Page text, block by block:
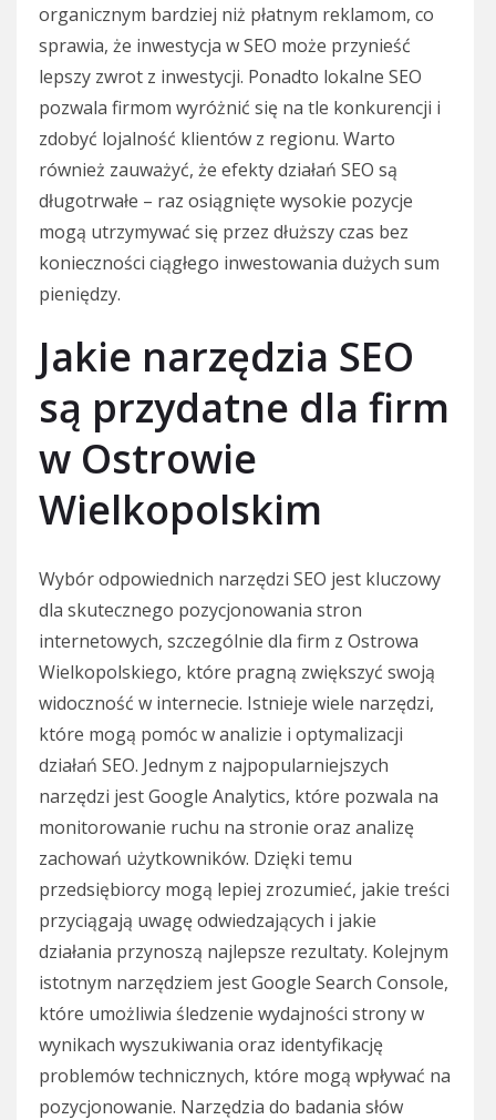
organicznym bardziej niż płatnym reklamom, co
sprawia, że inwestycja w SEO może przynieść
lepszy zwrot z inwestycji. Ponadto lokalne SEO
pozwala firmom wyróżnić się na tle konkurencji i
zdobyć lojalność klientów z regionu. Warto
również zauważyć, że efekty działań SEO są
długotrwałe – raz osiągnięte wysokie pozycje
mogą utrzymywać się przez dłuższy czas bez
konieczności ciągłego inwestowania dużych sum
pieniędzy.
Jakie narzędzia SEO
są przydatne dla firm
w Ostrowie
Wielkopolskim
Wybór odpowiednich narzędzi SEO jest kluczowy
dla skutecznego pozycjonowania stron
internetowych, szczególnie dla firm z Ostrowa
Wielkopolskiego, które pragną zwiększyć swoją
widoczność w internecie. Istnieje wiele narzędzi,
które mogą pomóc w analizie i optymalizacji
działań SEO. Jednym z najpopularniejszych
narzędzi jest Google Analytics, które pozwala na
monitorowanie ruchu na stronie oraz analizę
zachowań użytkowników. Dzięki temu
przedsiębiorcy mogą lepiej zrozumieć, jakie treści
przyciągają uwagę odwiedzających i jakie
działania przynoszą najlepsze rezultaty. Kolejnym
istotnym narzędziem jest Google Search Console,
które umożliwia śledzenie wydajności strony w
wynikach wyszukiwania oraz identyfikację
problemów technicznych, które mogą wpływać na
pozycjonowanie. Narzędzia do badania słów